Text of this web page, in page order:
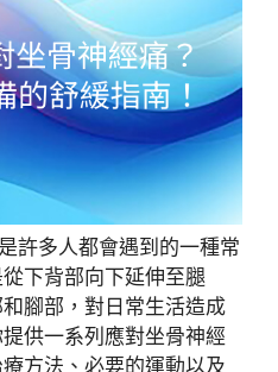
許多人都會遇到的一種常
下背部向下延伸至腿
腳部，對日常生活造成
供一系列應對坐骨神經
方法、必要的運動以及